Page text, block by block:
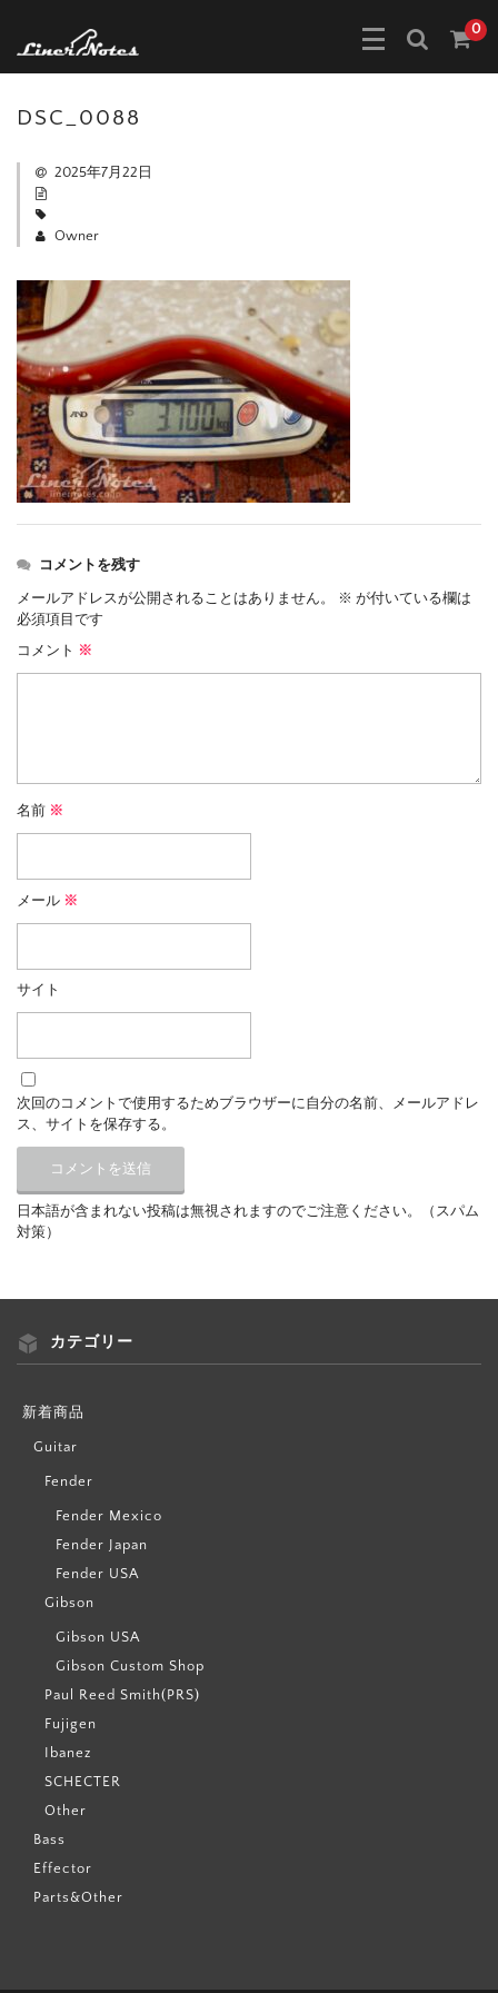
0
DSC_0088
2025年7月22日
Owner
コメントを残す
メールアドレスが公開されることはありません。 ※ が付いている欄は
必須項目です
コメント ※
名前 ※
メール ※
サイト
次回のコメントで使用するためブラウザーに自分の名前、メールアドレ
ス、サイトを保存する。
日本語が含まれない投稿は無視されますのでご注意ください。（スパム
対策）
カテゴリー
新着商品
Guitar
Fender
Fender Mexico
Fender Japan
Fender USA
Gibson
Gibson USA
Gibson Custom Shop
Paul Reed Smith(PRS)
Fujigen
Ibanez
SCHECTER
Other
Bass
Effector
Parts&Other